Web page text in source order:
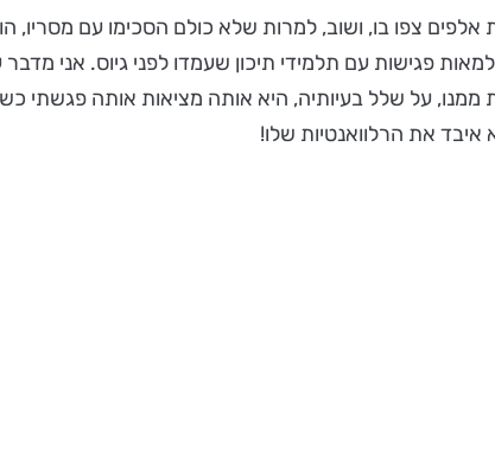
צפו בו, ושוב, למרות שלא כולם הסכימו עם מסריו,
לפו"מ, לפורומים צבאיים בכירים ולמאות פגישות עם תלמידי תיכון שעמדו
על שלל בעיותיה, היא אותה מציאות אותה פגשתי
את הרלוואנטיות שלו!